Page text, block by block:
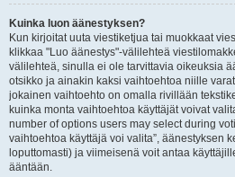
Kuinka luon äänestyksen?
Kun kirjoitat uuta viestiketjua tai muokkaat
klikkaa "Luo äänestys"-välilehteä
välilehteä, sinulla ei ole tarvittavia oikeuksia
otsikko ja ainakin kaksi vaihtoehtoa niille
jokainen vaihtoehto on omalla rivillään
kuinka monta vaihtoehtoa käyttäjät voivat
number of options users may select during
vaihtoehtoa käyttäjä voi valita”, äänestyksen
loputtomasti) ja viimeisenä voit antaa
ääntään.